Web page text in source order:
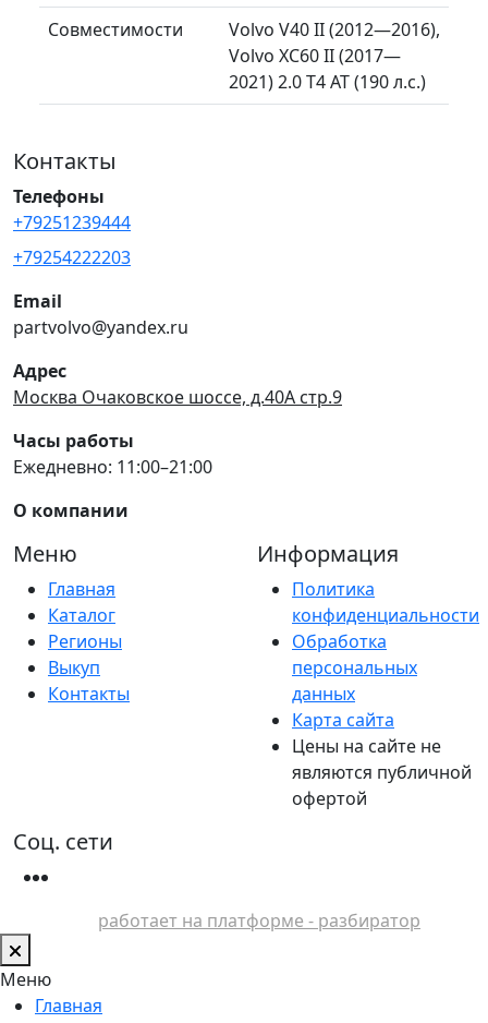
Совместимости
Volvo V40 II (2012—2016),
Volvo XC60 II (2017—
2021) 2.0 T4 AT (190 л.с.)
Контакты
Телефоны
+79251239444
+79254222203
Email
partvolvo@yandex.ru
Адрес
Москва Очаковское шоссе, д.40А стр.9
Часы работы
Ежедневно: 11:00–21:00
О компании
Меню
Главная
Каталог
Регионы
Выкуп
Контакты
Информация
Политика
конфиденциальности
Обработка
персональных
данных
Карта сайта
Цены на сайте не
являются публичной
офертой
Соц. сети
работает на платформе - разбиратор
Меню
Главная